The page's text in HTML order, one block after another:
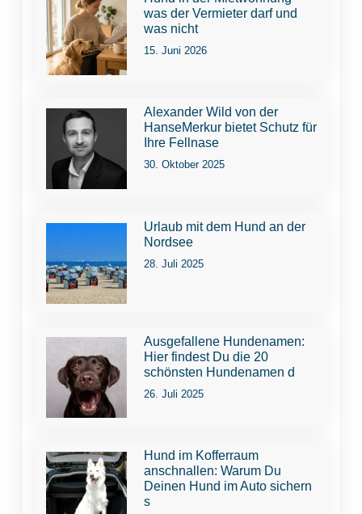
was der Vermieter darf und
was nicht
15. Juni 2026
Alexander Wild von der
HanseMerkur bietet Schutz für
Ihre Fellnase
30. Oktober 2025
Urlaub mit dem Hund an der
Nordsee
28. Juli 2025
Ausgefallene Hundenamen:
Hier findest Du die 20
schönsten Hundenamen d
26. Juli 2025
Hund im Kofferraum
anschnallen: Warum Du
Deinen Hund im Auto sichern
s